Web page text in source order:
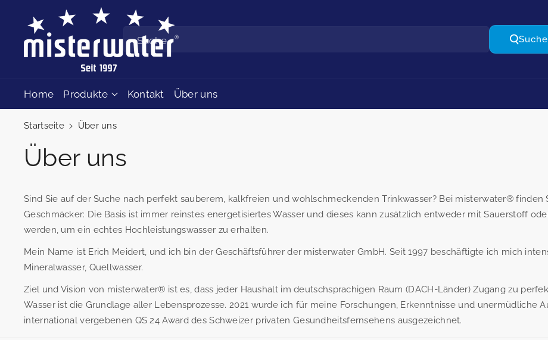
springen
Suche Suche
Home Produkte Kontakt Über uns
Startseite Über uns
Über uns
Sind Sie auf der Suche nach perfekt sauberem, kalkfreien und wohlschmeckenden Trinkwasser? Bei misterwater®
Geschmäcker: Die Basis ist immer reinstes energetisiertes Wasser und dieses kann zusätzlich entweder mit Sauerstoff
werden, um ein echtes Hochleistungswasser zu erhalten.
Mein Name ist Erich Meidert, und ich bin der Geschäftsführer der misterwater GmbH. Seit 1997 beschäftigte ich mich
Mineralwasser, Quellwasser.
Ziel und Vision von misterwater® ist es, dass jeder Haushalt im deutschsprachigen Raum (DACH-Länder) Zugang zu
Wasser ist die Grundlage aller Lebensprozesse. 2021 wurde ich für meine Forschungen, Erkenntnisse und unermüdliche
international vergebenen QS 24 Award des Schweizer privaten Gesundheitsfernsehens ausgezeichnet.